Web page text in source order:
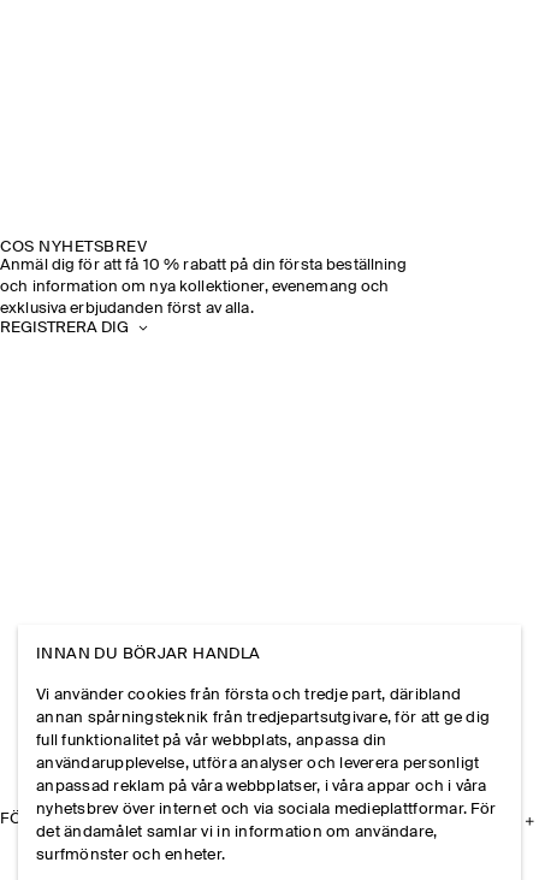
COS NYHETSBREV
Anmäl dig för att få 10 % rabatt på din första beställning
och information om nya kollektioner, evenemang och
exklusiva erbjudanden först av alla.
REGISTRERA DIG
FÖRETAGET
INNAN DU BÖRJAR HANDLA
Vi använder cookies från första och tredje part, däribland
annan spårningsteknik från tredjepartsutgivare, för att ge dig
full funktionalitet på vår webbplats, anpassa din
användarupplevelse, utföra analyser och leverera personligt
anpassad reklam på våra webbplatser, i våra appar och i våra
nyhetsbrev över internet och via sociala medieplattformar. För
det ändamålet samlar vi in information om användare,
surfmönster och enheter.